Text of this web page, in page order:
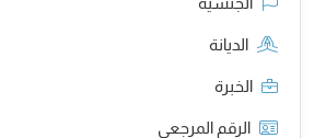
الديانة
الخبرة
الرقم المرجعي